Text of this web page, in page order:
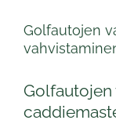
Golfautojen
Golfautojen